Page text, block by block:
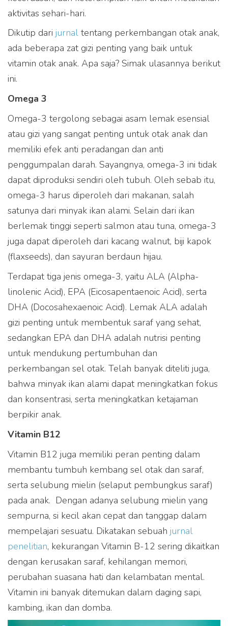
aktivitas sehari-hari.
Dikutip dari jurnal tentang perkembangan otak anak,
ada beberapa zat gizi penting yang baik untuk
vitamin otak anak. Apa saja? Simak ulasannya berikut
ini.
Omega 3
Omega-3 tergolong sebagai asam lemak esensial
atau gizi yang sangat penting untuk otak anak dan
memiliki efek anti peradangan dan anti
penggumpalan darah. Sayangnya, omega-3 ini tidak
dapat diproduksi sendiri oleh tubuh. Oleh sebab itu,
omega-3 harus diperoleh dari makanan, salah
satunya dari minyak ikan alami. Selain dari ikan
berlemak tinggi seperti salmon atau tuna, omega-3
juga dapat diperoleh dari kacang walnut, biji kapok
(flaxseeds), dan sayuran berdaun hijau.
Terdapat tiga jenis omega-3, yaitu ALA (Alpha-
linolenic Acid), EPA (Eicosapentaenoic Acid), serta
DHA (Docosahexaenoic Acid). Lemak ALA adalah
gizi penting untuk membentuk saraf yang sehat,
sedangkan EPA dan DHA adalah nutrisi penting
untuk mendukung pertumbuhan dan
perkembangan sel otak. Telah banyak diteliti juga,
bahwa minyak ikan alami dapat meningkatkan fokus
dan konsentrasi, serta meningkatkan ketajaman
berpikir anak.
Vitamin B12
Vitamin B12 juga memiliki peran penting dalam
membantu tumbuh kembang sel otak dan saraf,
serta selubung mielin (selaput pembungkus saraf)
pada anak. Dengan adanya selubung mielin yang
sempurna, si kecil akan cepat dan tanggap dalam
mempelajari sesuatu. Dikatakan sebuah jurnal
penelitian, kekurangan Vitamin B-12 sering dikaitkan
dengan kerusakan saraf, kehilangan memori,
perubahan suasana hati dan kelambatan mental.
Vitamin ini banyak ditemukan dalam daging sapi,
kambing, ikan dan domba.